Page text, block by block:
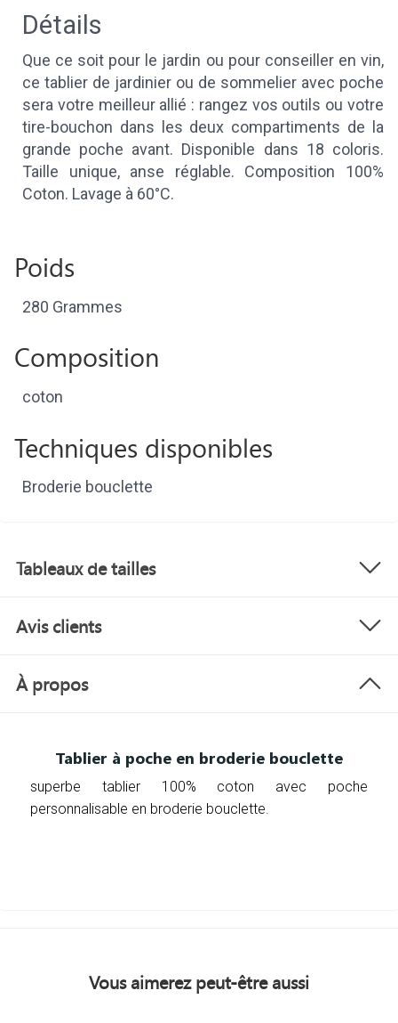
Détails
Que ce soit pour le jardin ou pour conseiller en vin,
ce tablier de jardinier ou de sommelier avec poche
sera votre meilleur allié : rangez vos outils ou votre
tire-bouchon dans les deux compartiments de la
grande poche avant. Disponible dans 18 coloris.
Taille unique, anse réglable. Composition 100%
Coton. Lavage à 60°C.
Poids
280 Grammes
Composition
coton
Techniques disponibles
Broderie bouclette
Tableaux de tailles
Avis clients
À propos
Tablier à poche en broderie bouclette
superbe tablier 100% coton avec poche
personnalisable en broderie bouclette.
Vous aimerez peut-être aussi